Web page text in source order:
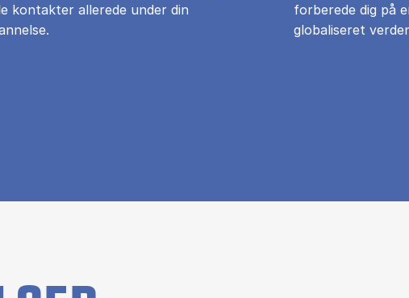
kontakter allerede under din
forberede dig på
globaliseret